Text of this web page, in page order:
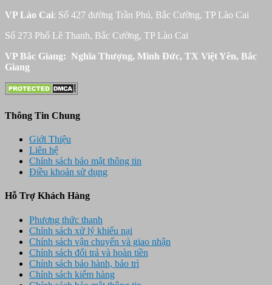
VP Lào Cai: Số 427 đường Trần Phú, Bắc Cường, TP Lào Cai
Số 273 Phố Lê Thanh, Bắc Cường, TP Lào Cai
VP Bắc Giang: Nghĩa Thượng, Minh Đức, TX Việt Yên, Bắc
Giang
Thông Tin Chung
Giới Thiệu
Liên hệ
Chính sách bảo mật thông tin
Điều khoản sử dụng
Hỗ Trợ Khách Hàng
Phương thức thanh
Chính sách xử lý khiếu nại
Chính sách vận chuyển và giao nhận
Chính sách đổi trả và hoàn tiền
Chính sách bảo hành, bảo trì
Chính sách kiểm hàng